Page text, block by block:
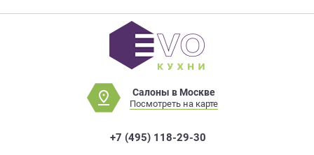
Салоны в Москве
Посмотреть на карте
+7 (495) 118-29-30